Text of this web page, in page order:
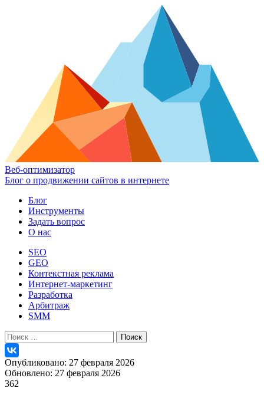
Веб-оптимизатор
Блог о продвижении сайтов в интернете
Блог
Инструменты
Задать вопрос
О нас
SEO
GEO
Контекстная реклама
Интернет-маркетинг
Разработка
Арбитраж
SMM
Найти:
Опубликовано: 27 февраля 2026
Обновлено: 27 февраля 2026
362